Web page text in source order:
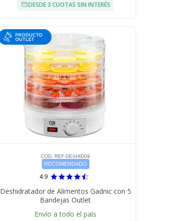
DESDE 3 CUOTAS SIN INTERÉS
COD. REF-DESHID09
RECOMENDADO
4.9
Deshidratador de Alimentos Gadnic con 5
Bandejas Outlet
Envío a todo el país